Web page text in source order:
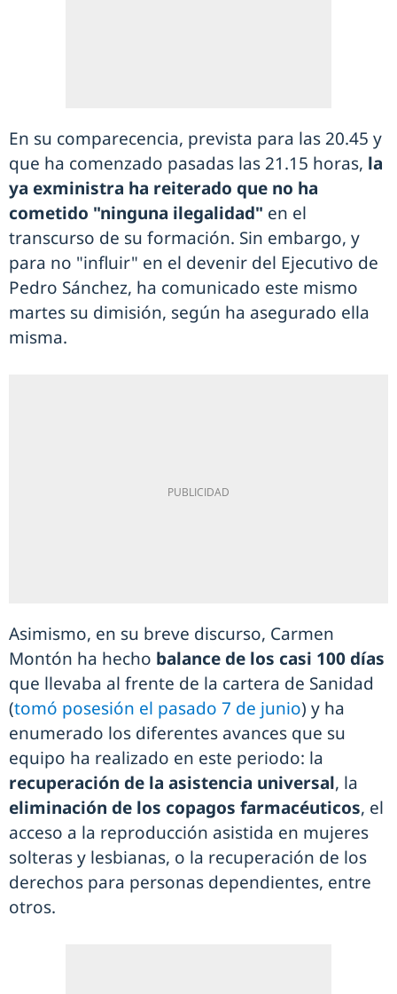
En su comparecencia, prevista para las 20.45 y
que ha comenzado pasadas las 21.15 horas, la
ya exministra ha reiterado que no ha
cometido "ninguna ilegalidad" en el
transcurso de su formación. Sin embargo, y
para no "influir" en el devenir del Ejecutivo de
Pedro Sánchez, ha comunicado este mismo
martes su dimisión, según ha asegurado ella
misma.
Asimismo, en su breve discurso, Carmen
Montón ha hecho balance de los casi 100 días
que llevaba al frente de la cartera de Sanidad
(tomó posesión el pasado 7 de junio) y ha
enumerado los diferentes avances que su
equipo ha realizado en este periodo: la
recuperación de la asistencia universal, la
eliminación de los copagos farmacéuticos, el
acceso a la reproducción asistida en mujeres
solteras y lesbianas, o la recuperación de los
derechos para personas dependientes, entre
otros.